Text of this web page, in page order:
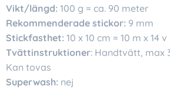
Vikt/längd: 100 g = ca. 90 meter
Rekommenderade stickor: 9 mm
Stickfasthet: 10 x 10 cm = 10 m x 14 v
Tvättinstruktioner: Handtvätt, max
Kan tovas
Superwash: nej